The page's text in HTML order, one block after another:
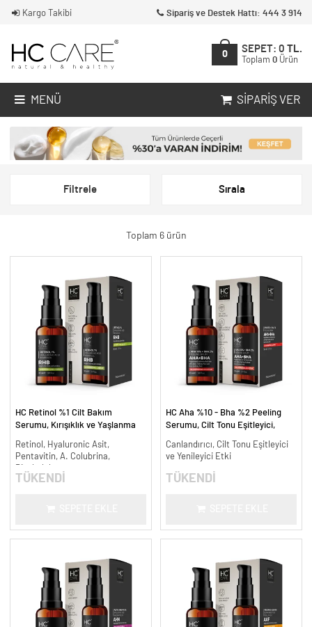
Kargo Takibi Sipariş ve Destek Hattı: 444 3 914
0
SEPET: 0 TL.
Toplam 0 Ürün
MENÜ SIPARIŞ VER
Filtrele Sırala
Toplam 6 ürün
HC Retinol %1 Cilt Bakım
Serumu, Kırışıklık ve Yaşlanma
Retinol, Hyaluronic Asit,
Pentavitin, A. Colubrina,
Bisabolol
TÜKENDİ
HC Aha %10 - Bha %2 Peeling
Serumu, Cilt Tonu Eşitleyici,
Canlandırıcı, Cilt Tonu Eşitleyici
ve Yenileyici Etki
TÜKENDİ